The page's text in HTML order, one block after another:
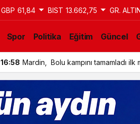
GBP 61,84 BIST 13.662,75 GR.
Spor Politika Eğitim Güncel
16:47 Büyükşehir Belediyesinden